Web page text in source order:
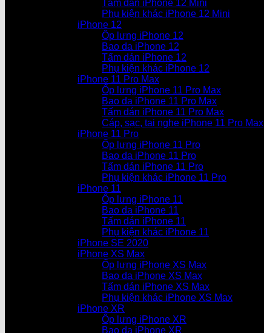
Tấm dán iPhone 12 Mini
Phụ kiện khác iPhone 12 Mini
iPhone 12
Ốp lưng iPhone 12
Bao da iPhone 12
Tấm dán iPhone 12
Phụ kiện khác iPhone 12
iPhone 11 Pro Max
Ốp lưng iPhone 11 Pro Max
Bao da iPhone 11 Pro Max
Tấm dán iPhone 11 Pro Max
Cáp, sạc, tai nghe iPhone 11 Pro Max
iPhone 11 Pro
Ốp lưng iPhone 11 Pro
Bao da iPhone 11 Pro
Tấm dán iPhone 11 Pro
Phụ kiện khác iPhone 11 Pro
iPhone 11
Ốp lưng iPhone 11
Bao da iPhone 11
Tấm dán iPhone 11
Phụ kiện khác iPhone 11
iPhone SE 2020
iPhone XS Max
Ốp lưng iPhone XS Max
Bao da iPhone XS Max
Tấm dán iPhone XS Max
Phụ kiện khác iPhone XS Max
iPhone XR
Ốp lưng iPhone XR
Bao da iPhone XR